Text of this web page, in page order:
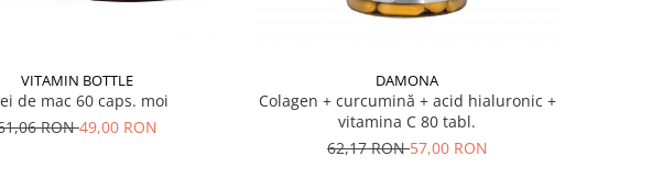
VITAMIN BOTTLE
de mac 60 caps. moi
RON49,00 RON
DAMONA
Colagen + curcumină + acid hialuronic +
vitamina C 80 tabl.
62,17 RON57,00 RON